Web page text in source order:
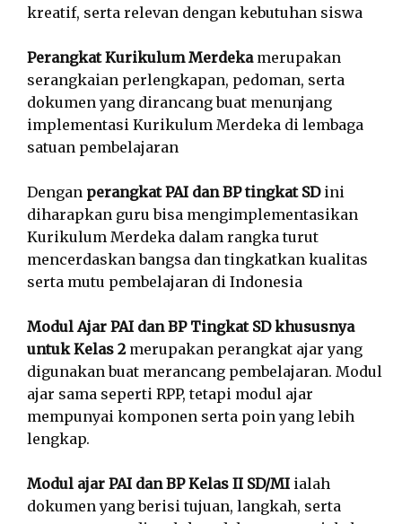
kreatif, serta relevan dengan kebutuhan siswa
Perangkat Kurikulum Merdekamerupakan
serangkaian perlengkapan, pedoman, serta
dokumen yang dirancang buat menunjang
implementasi Kurikulum Merdeka di lembaga
satuan pembelajaran
Dengan perangkat PAI dan BP tingkat SDini
diharapkan guru bisa mengimplementasikan
Kurikulum Merdeka dalam rangka turut
mencerdaskan bangsa dan tingkatkan kualitas
serta mutu pembelajaran di Indonesia
Modul Ajar PAI dan BP Tingkat SD khususnya
untuk Kelas 2merupakan perangkat ajar yang
digunakan buat merancang pembelajaran. Modul
ajar sama seperti RPP, tetapi modul ajar
mempunyai komponen serta poin yang lebih
lengkap.
Modul ajar PAI dan BP Kelas II SD/MI ialah
dokumen yang berisi tujuan, langkah, serta